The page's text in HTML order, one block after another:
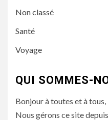
Non classé
Santé
Voyage
QUI SOMMES-
Bonjour à toutes et à tous,
Nous gérons ce site